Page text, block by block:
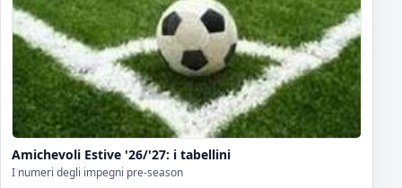
Amichevoli Estive '26/'27: i tabellini
I numeri degli impegni pre-season